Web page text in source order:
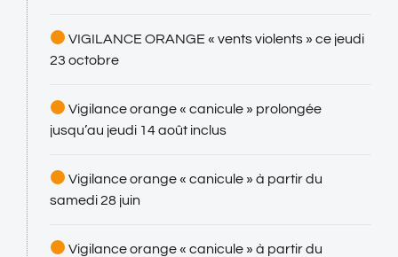
VIGILANCE ORANGE « vents violents » ce jeudi
23 octobre
Vigilance orange « canicule » prolongée
jusqu’au jeudi 14 août inclus
Vigilance orange « canicule » à partir du
samedi 28 juin
Vigilance orange « canicule » à partir du